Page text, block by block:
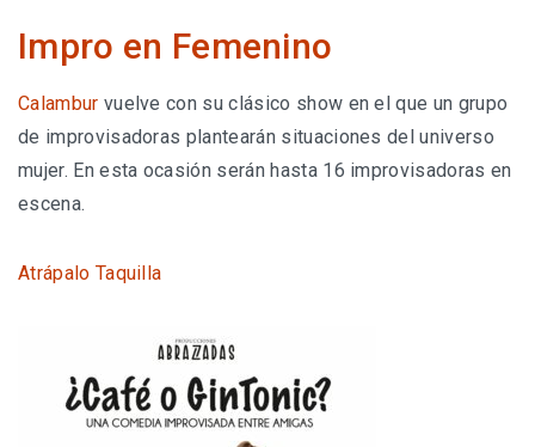
Impro en Femenino
Calambur vuelve con su clásico show en el que un grupo
de improvisadoras plantearán situaciones del universo
mujer. En esta ocasión serán hasta 16 improvisadoras en
escena.
Atrápalo Taquilla